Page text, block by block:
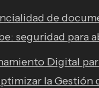
de
seguridad para
Digital
la Gestión